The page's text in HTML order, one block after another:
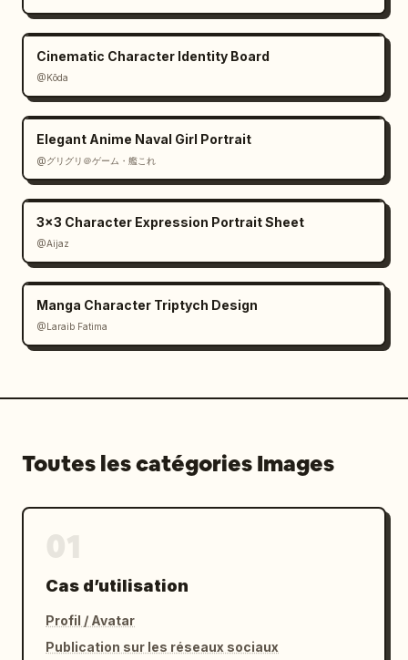
Cinematic Character Identity Board
@Kōda
Elegant Anime Naval Girl Portrait
@グリグリ＠ゲーム・艦これ
3x3 Character Expression Portrait Sheet
@Aijaz
Manga Character Triptych Design
@Laraib Fatima‎
Toutes les catégories Images
Cas d’utilisation
Profil / Avatar
Publication sur les réseaux sociaux